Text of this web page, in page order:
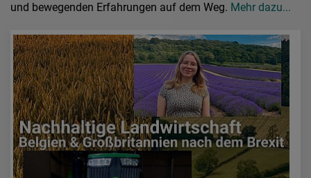
und bewegenden Erfahrungen auf dem Weg. Mehr dazu...